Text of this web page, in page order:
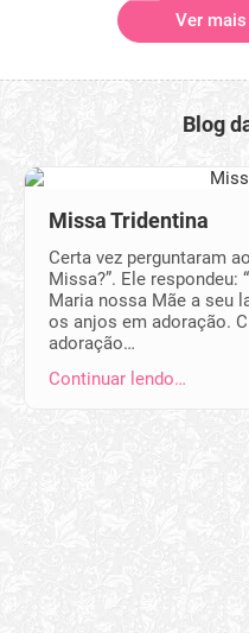
Ver
Blog
Missa Tridentina
Certa vez perguntaram
Missa?”. Ele respondeu:
Maria nossa Mãe a seu
os anjos em adoração.
adoração…
Continuar lendo…